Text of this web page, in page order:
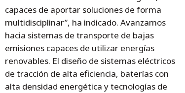
capaces de aportar soluciones de forma
multidisciplinar”, ha indicado. Avanzamos
hacia sistemas de transporte de bajas
emisiones capaces de utilizar energías
renovables. El diseño de sistemas eléctricos
de tracción de alta eficiencia, baterías con
alta densidad energética y tecnologías de